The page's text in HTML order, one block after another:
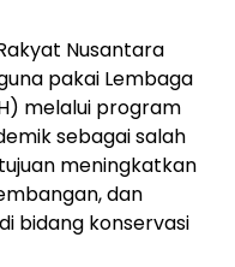
Nusantara
pakai Lembaga
melalui program
sebagai salah
meningkatkan
dan
bidang konservasi